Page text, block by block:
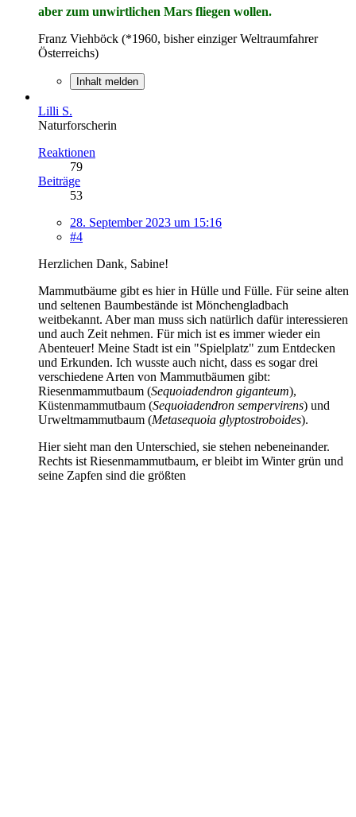
aber zum unwirtlichen Mars fliegen wollen.
Franz Viehböck (*1960, bisher einziger Weltraumfahrer
Österreichs)
Inhalt melden
Lilli S.
Naturforscherin
Reaktionen
79
Beiträge
53
28. September 2023 um 15:16
#4
Herzlichen Dank, Sabine!
Mammutbäume gibt es hier in Hülle und Fülle. Für seine alten
und seltenen Baumbestände ist Mönchengladbach
weitbekannt. Aber man muss sich natürlich dafür interessieren
und auch Zeit nehmen. Für mich ist es immer wieder ein
Abenteuer! Meine Stadt ist ein "Spielplatz" zum Entdecken
und Erkunden. Ich wusste auch nicht, dass es sogar drei
verschiedene Arten von Mammutbäumen gibt:
Riesenmammutbaum (Sequoiadendron giganteum),
Küstenmammutbaum (Sequoiadendron sempervirens) und
Urweltmammutbaum (Metasequoia glyptostroboides).
Hier sieht man den Unterschied, sie stehen nebeneinander.
Rechts ist Riesenmammutbaum, er bleibt im Winter grün und
seine Zapfen sind die größten